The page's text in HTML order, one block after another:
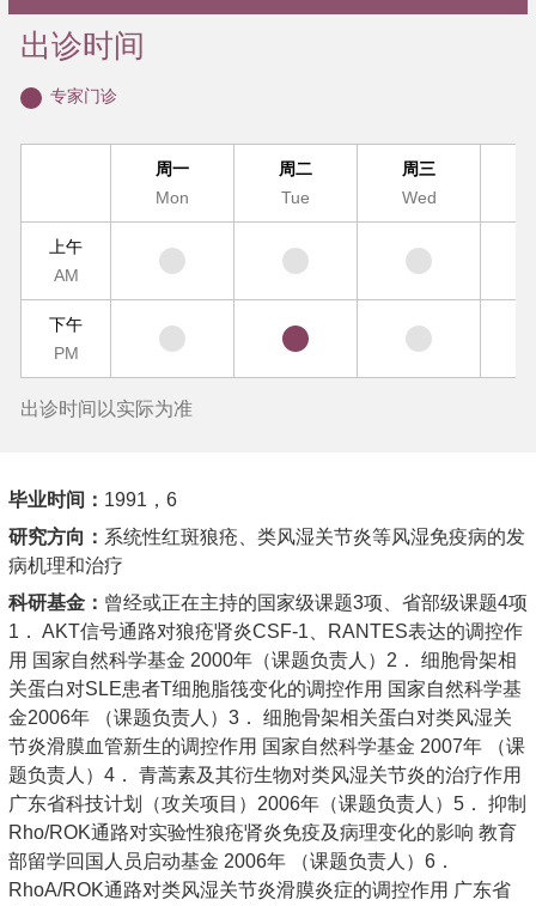
出诊时间
专家门诊
周一
Mon
周二
Tue
周三
Wed
上午
AM
下午
PM
出诊时间以实际为准
毕业时间： 1991，6
研究方向： 系统性红斑狼疮、类风湿关节炎等风湿免疫病的发
病机理和治疗
科研基金： 曾经或正在主持的国家级课题3项、省部级课题4项
1． AKT信号通路对狼疮肾炎CSF-1、RANTES表达的调控作
用 国家自然科学基金 2000年（课题负责人）2． 细胞骨架相
关蛋白对SLE患者T细胞脂筏变化的调控作用 国家自然科学基
金2006年 （课题负责人）3． 细胞骨架相关蛋白对类风湿关
节炎滑膜血管新生的调控作用 国家自然科学基金 2007年 （课
题负责人）4． 青蒿素及其衍生物对类风湿关节炎的治疗作用
广东省科技计划（攻关项目）2006年（课题负责人）5． 抑制
Rho/ROK通路对实验性狼疮肾炎免疫及病理变化的影响 教育
部留学回国人员启动基金 2006年 （课题负责人）6．
RhoA/ROK通路对类风湿关节炎滑膜炎症的调控作用 广东省